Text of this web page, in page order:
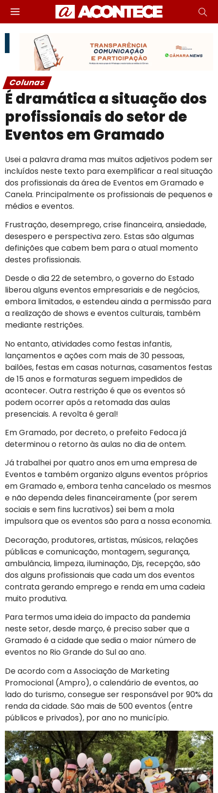
Colunas
É dramática a situação dos
profissionais do setor de
Eventos em Gramado
Usei a palavra drama mas muitos adjetivos podem ser
incluídos neste texto para exemplificar a real situação
dos profissionais da área de Eventos em Gramado e
Canela. Principalmente os profissionais de pequenos e
médios e eventos.
Frustração, desemprego, crise financeira, ansiedade,
desespero e perspectiva zero. Estas são algumas
definições que cabem bem para o atual momento
destes profissionais.
Desde o dia 22 de setembro, o governo do Estado
liberou alguns eventos empresariais e de negócios,
embora limitados, e estendeu ainda a permissão para
a realização de shows e eventos culturais, também
mediante restrições.
No entanto, atividades como festas infantis,
lançamentos e ações com mais de 30 pessoas,
bailões, festas em casas noturnas, casamentos festas
de 15 anos e formaturas seguem impedidos de
acontecer. Outra restrição é que os eventos só
podem ocorrer após a retomada das aulas
presenciais. A revolta é geral!
Em Gramado, por decreto, o prefeito Fedoca já
determinou o retorno às aulas no dia de ontem.
Já trabalhei por quatro anos em uma empresa de
Eventos e também organizo alguns eventos próprios
em Gramado e, embora tenha cancelado os mesmos
e não dependa deles financeiramente (por serem
sociais e sem fins lucrativos) sei bem a mola
impulsora que os eventos são para a nossa economia.
Decoração, produtores, artistas, músicos, relações
públicas e comunicação, montagem, segurança,
ambulância, limpeza, iluminação, Djs, recepção, são
dos alguns profissionais que cada um dos eventos
contrata gerando emprego e renda em uma cadeia
muito produtiva.
Para termos uma ideia do impacto da pandemia
neste setor, desde março, é preciso saber que a
Gramado é a cidade que sedia o maior número de
eventos no Rio Grande do Sul ao ano.
De acordo com a Associação de Marketing
Promocional (Ampro), o calendário de eventos, ao
lado do turismo, consegue ser responsável por 90% da
renda da cidade. São mais de 500 eventos (entre
públicos e privados), por ano no município.